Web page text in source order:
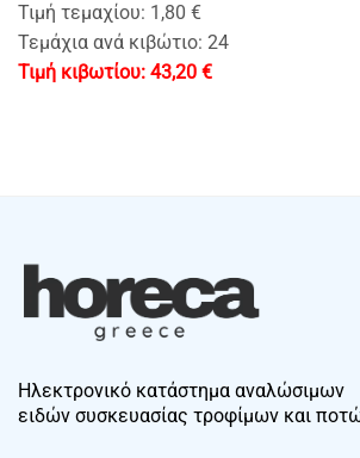
Τιμή τεμαχίου: 1,80 €
Τεμάχια ανά κιβώτιο: 24
43,20 €
Ηλεκτρονικό κατάστημα αναλώσιμων
ειδών συσκευασίας τροφίμων και